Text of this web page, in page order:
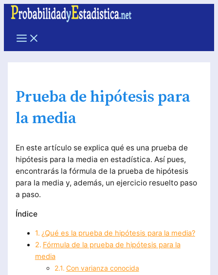
contenido
Main
Menu
Prueba de hipótesis para
la media
En este artículo se explica qué es una prueba de
hipótesis para la media en estadística. Así pues,
encontrarás la fórmula de la prueba de hipótesis
para la media y, además, un ejercicio resuelto paso
a paso.
Índice
¿Qué es la prueba de hipótesis para la media?
Fórmula de la prueba de hipótesis para la
media
Con varianza conocida